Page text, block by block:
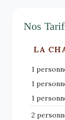
Nos
LA
1
1
1
2